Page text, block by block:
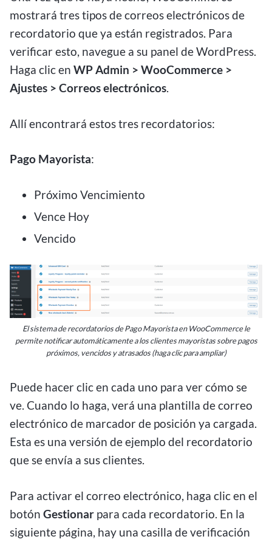
mostrará tres tipos de correos electrónicos de
recordatorio que ya están registrados. Para
verificar esto, navegue a su panel de WordPress.
Haga clic en WP Admin > WooCommerce >
Ajustes > Correos electrónicos.
Allí encontrará estos tres recordatorios:
Pago Mayorista:
Próximo Vencimiento
Vence Hoy
Vencido
El sistema de recordatorios de Pago Mayorista en WooCommerce le
permite notificar automáticamente a los clientes mayoristas sobre pagos
próximos, vencidos y atrasados (haga clic para ampliar)
Puede hacer clic en cada uno para ver cómo se
ve. Cuando lo haga, verá una plantilla de correo
electrónico de marcador de posición ya cargada.
Esta es una versión de ejemplo del recordatorio
que se envía a sus clientes.
Para activar el correo electrónico, haga clic en el
botón Gestionar para cada recordatorio. En la
siguiente página, hay una casilla de verificación